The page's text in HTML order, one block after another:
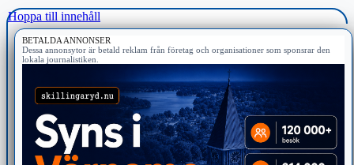
Hoppa till innehåll
BETALDA ANNONSER
Dessa annonsytor är betald reklam från företag och organisationer som sponsrar den
lokala journalistiken.